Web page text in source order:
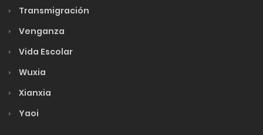
Transmigración
Venganza
Vida Escolar
Wuxia
Xianxia
Yaoi